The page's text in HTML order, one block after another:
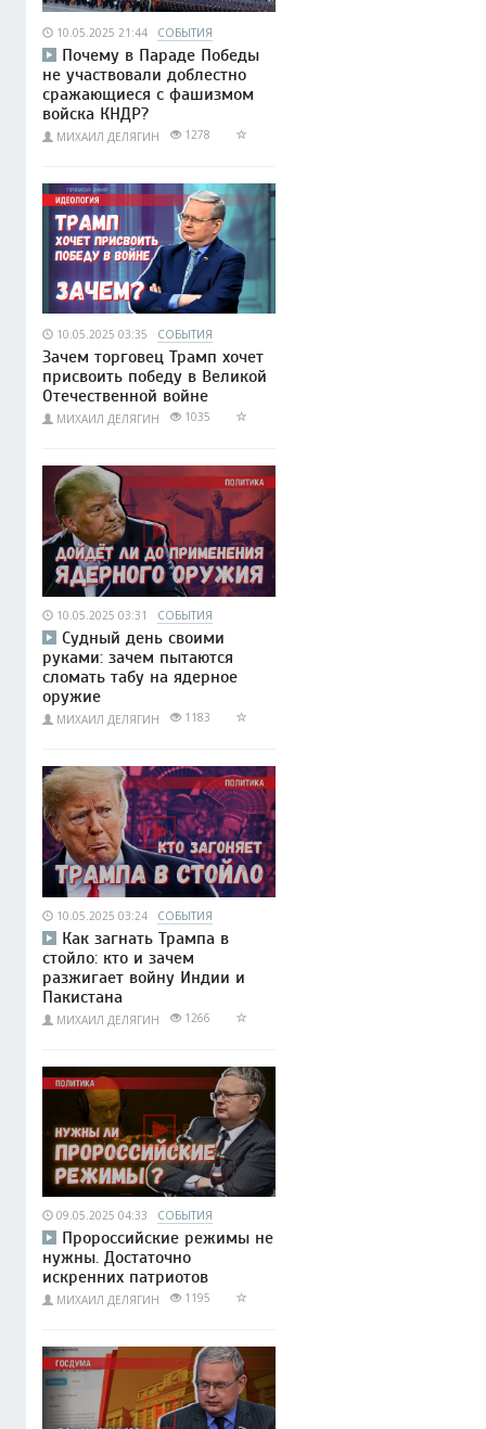
10.05.2025 21:44 СОБЫТИЯ
Почему в Параде Победы
не участвовали доблестно
сражающиеся с фашизмом
войска КНДР?
МИХАИЛ ДЕЛЯГИН 1278
10.05.2025 03:35 СОБЫТИЯ
Зачем торговец Трамп хочет
присвоить победу в Великой
Отечественной войне
МИХАИЛ ДЕЛЯГИН 1035
10.05.2025 03:31 СОБЫТИЯ
Судный день своими
руками: зачем пытаются
сломать табу на ядерное
оружие
МИХАИЛ ДЕЛЯГИН 1183
10.05.2025 03:24 СОБЫТИЯ
Как загнать Трампа в
стойло: кто и зачем
разжигает войну Индии и
Пакистана
МИХАИЛ ДЕЛЯГИН 1266
09.05.2025 04:33 СОБЫТИЯ
Пророссийские режимы не
нужны. Достаточно
искренних патриотов
МИХАИЛ ДЕЛЯГИН 1195